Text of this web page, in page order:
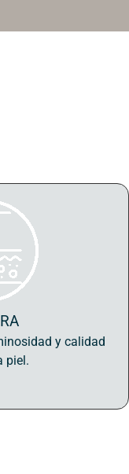
y calidad
piel.